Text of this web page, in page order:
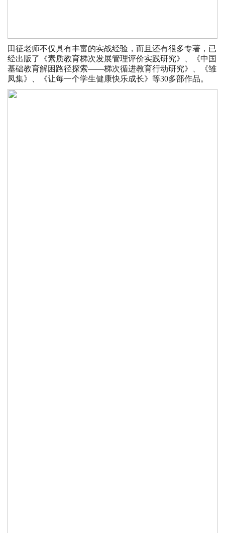
田征老师不仅具有丰富的实战经验，而且还有很多专著，已
经出版了《素质教育梯次发展管理评价实践研究》、《中国
基础教育解困路径探索——梯次循进教育行动研究》、《雏
凤集》、《让每一个学生健康快乐成长》等30多部作品。